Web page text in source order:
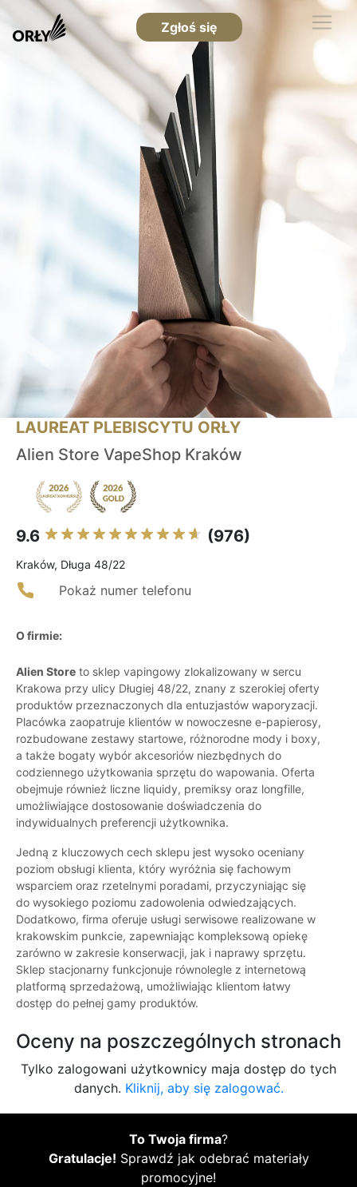
Zgłoś się
LAUREAT PLEBISCYTU ORŁY
Alien Store VapeShop Kraków
9.6 (976)
Kraków, Długa 48/22
Pokaż numer telefonu
O firmie:
Alien Store to sklep vapingowy zlokalizowany w sercu
Krakowa przy ulicy Długiej 48/22, znany z szerokiej oferty
produktów przeznaczonych dla entuzjastów waporyzacji.
Placówka zaopatruje klientów w nowoczesne e-papierosy,
rozbudowane zestawy startowe, różnorodne mody i boxy,
a także bogaty wybór akcesoriów niezbędnych do
codziennego użytkowania sprzętu do wapowania. Oferta
obejmuje również liczne liquidy, premiksy oraz longfille,
umożliwiające dostosowanie doświadczenia do
indywidualnych preferencji użytkownika.
Jedną z kluczowych cech sklepu jest wysoko oceniany
poziom obsługi klienta, który wyróżnia się fachowym
wsparciem oraz rzetelnymi poradami, przyczyniając się
do wysokiego poziomu zadowolenia odwiedzających.
Dodatkowo, firma oferuje usługi serwisowe realizowane w
krakowskim punkcie, zapewniając kompleksową opiekę
zarówno w zakresie konserwacji, jak i naprawy sprzętu.
Sklep stacjonarny funkcjonuje równolegle z internetową
platformą sprzedażową, umożliwiając klientom łatwy
dostęp do pełnej gamy produktów.
Oceny na poszczególnych stronach
Tylko zalogowani użytkownicy maja dostęp do tych
danych. Kliknij, aby się zalogować.
To Twoja firma?
Gratulacje! Sprawdź jak odebrać materiały
promocyjne!